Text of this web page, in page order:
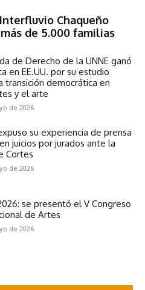
Chaqueño
más de 5.000 familias
de Derecho de la UNNE ganó
en EE.UU. por su estudio
transición democrática en
y el arte
de 2026
su experiencia de prensa
juicios por jurados ante la
Cortes
de 2026
se presentó el V Congreso
de Artes
de 2026